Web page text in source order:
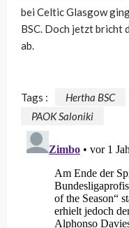
bei Celtic Glasgow
BSC. Doch jetzt bricht
ab.
Tags : Hertha BSC
PAOK Saloniki